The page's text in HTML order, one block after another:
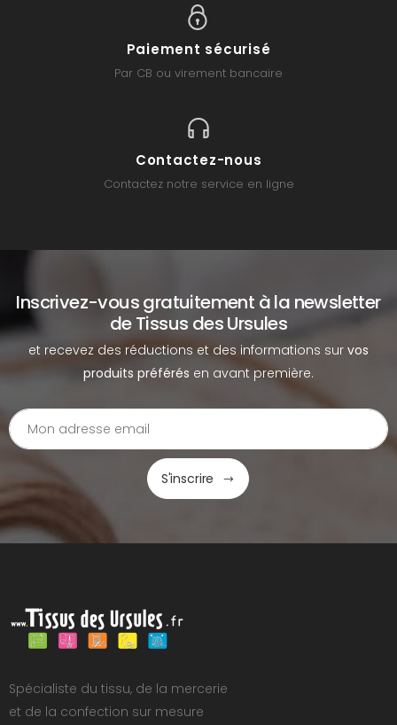
Paiement sécurisé
Par CB ou virement bancaire
Contactez-nous
Contactez notre service en ligne
Inscrivez-vous gratuitement à la newsletter
de Tissus des Ursules
et recevez des réductions et des informations sur vos
produits préférés en avant première.
S'inscrire
Spécialiste du tissu, de la mercerie
et de la confection sur mesure